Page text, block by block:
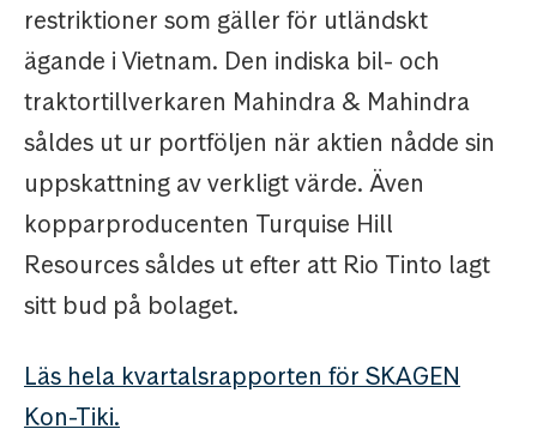
restriktioner som gäller för utländskt
ägande i Vietnam. Den indiska bil- och
traktortillverkaren Mahindra & Mahindra
såldes ut ur portföljen när aktien nådde sin
uppskattning av verkligt värde. Även
kopparproducenten Turquise Hill
Resources såldes ut efter att Rio Tinto lagt
sitt bud på bolaget.
Läs hela kvartalsrapporten för SKAGEN
Kon-Tiki.